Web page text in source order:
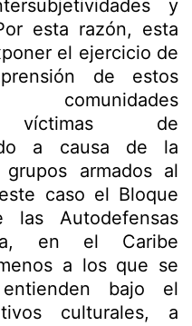
y
esta razón, esta
el ejercicio de
de estos
víctimas de
a causa de la
armados al
caso el Bloque
Autodefensas
en el Caribe
a los que se
bajo el
culturales, a